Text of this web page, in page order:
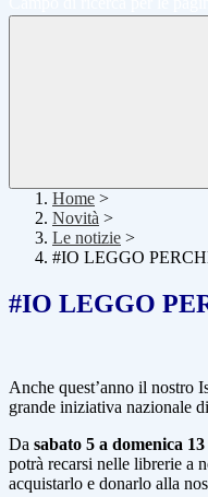
Home >
Novità >
Le notizie >
#IO LEGGO
#IO LEGGO
Anche quest’anno il nostro
grande iniziativa nazionale
Da sabato 5 a domenica
potrà recarsi nelle librerie a
acquistarlo e donarlo alla